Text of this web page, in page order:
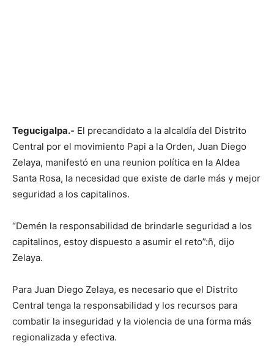
Tegucigalpa.- El precandidato a la alcaldía del Distrito
Central por el movimiento Papi a la Orden, Juan Diego
Zelaya, manifestó en una reunion política en la Aldea
Santa Rosa, la necesidad que existe de darle más y mejor
seguridad a los capitalinos.
“Demén la responsabilidad de brindarle seguridad a los
capitalinos, estoy dispuesto a asumir el reto”:ñ, dijo
Zelaya.
Para Juan Diego Zelaya, es necesario que el Distrito
Central tenga la responsabilidad y los recursos para
combatir la inseguridad y la violencia de una forma más
regionalizada y efectiva.